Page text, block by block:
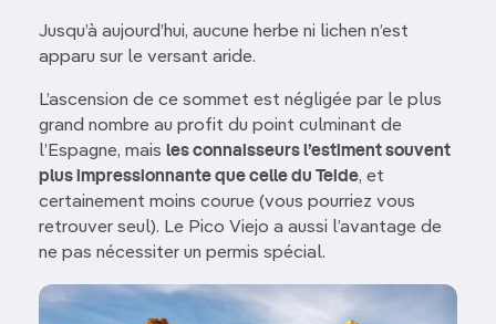
Jusqu’à aujourd’hui, aucune herbe ni lichen n’est
apparu sur le versant aride.
L’ascension de ce sommet est négligée par le plus
grand nombre au profit du point culminant de
l’Espagne, mais les connaisseurs l’estiment souvent
plus impressionnante que celle du Teide, et
certainement moins courue (vous pourriez vous
retrouver seul). Le Pico Viejo a aussi l’avantage de
ne pas nécessiter un permis spécial.
Image